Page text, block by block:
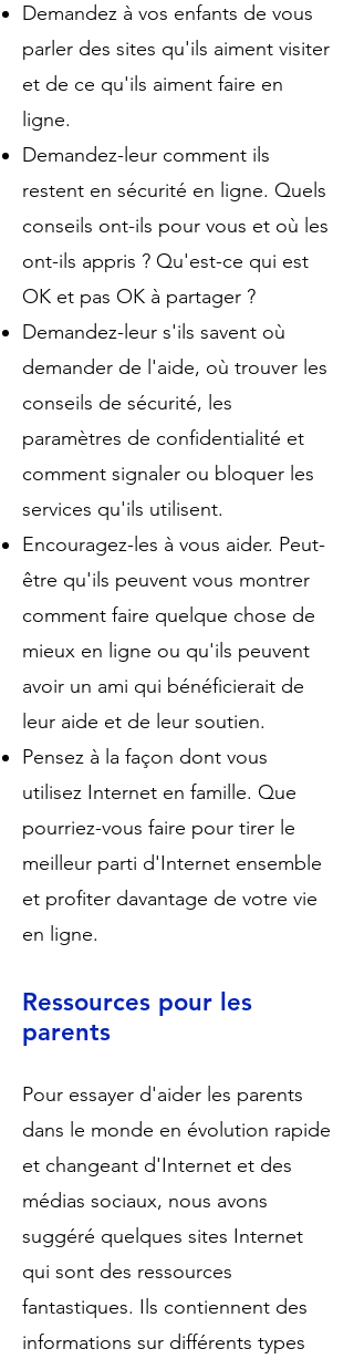
Demandez à vos enfants de vous
parler des sites qu'ils aiment visiter
et de ce qu'ils aiment faire en
ligne.
Demandez-leur comment ils
restent en sécurité en ligne. Quels
conseils ont-ils pour vous et où les
ont-ils appris ? Qu'est-ce qui est
OK et pas OK à partager ?
Demandez-leur s'ils savent où
demander de l'aide, où trouver les
conseils de sécurité, les
paramètres de confidentialité et
comment signaler ou bloquer les
services qu'ils utilisent.
Encouragez-les à vous aider. Peut-
être qu'ils peuvent vous montrer
comment faire quelque chose de
mieux en ligne ou qu'ils peuvent
avoir un ami qui bénéficierait de
leur aide et de leur soutien.
Pensez à la façon dont vous
utilisez Internet en famille. Que
pourriez-vous faire pour tirer le
meilleur parti d'Internet ensemble
et profiter davantage de votre vie
en ligne.
Ressources pour les
parents
Pour essayer d'aider les parents
dans le monde en évolution rapide
et changeant d'Internet et des
médias sociaux, nous avons
suggéré quelques sites Internet
qui sont des ressources
fantastiques. Ils contiennent des
informations sur différents types